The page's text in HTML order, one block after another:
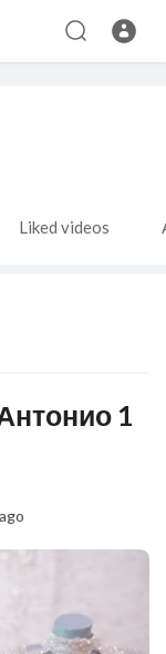
Liked videos
1